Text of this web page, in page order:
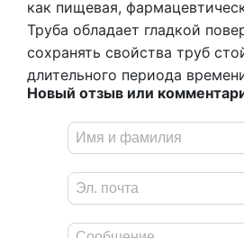
как пищевая,
Труба обладает гладкой
сохранять свойства труб
длительного периода
Новый отзыв или